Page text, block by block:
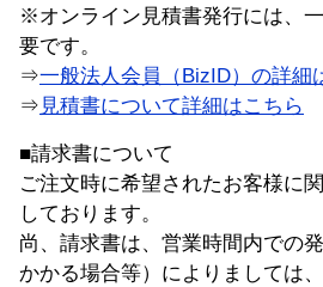
※オンライン見積書発行には、
要です。
⇒一般法人会員（BizID）の詳細
⇒ 見積書について詳細はこちら
■請求書について
ご注文時に希望されたお客様に
しております。
尚、請求書は、営業時間内での
かかる場合等）によりましては